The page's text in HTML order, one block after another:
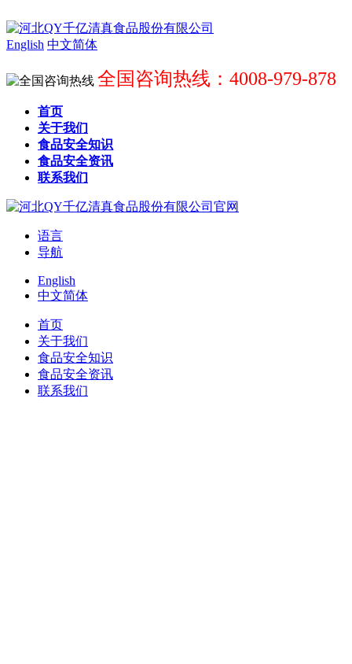
English 中文简体
全国咨询热线：4008-979-878
首页
关于我们
食品安全知识
食品安全资讯
联系我们
语言
导航
English
中文简体
首页
关于我们
食品安全知识
食品安全资讯
联系我们